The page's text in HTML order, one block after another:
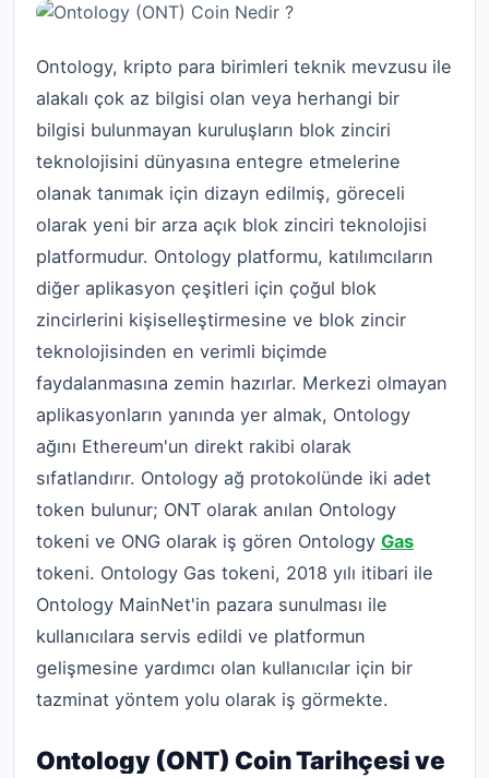
Ontology, kripto para birimleri teknik mevzusu ile
alakalı çok az bilgisi olan veya herhangi bir
bilgisi bulunmayan kuruluşların blok zinciri
teknolojisini dünyasına entegre etmelerine
olanak tanımak için dizayn edilmiş, göreceli
olarak yeni bir arza açık blok zinciri teknolojisi
platformudur. Ontology platformu, katılımcıların
diğer aplikasyon çeşitleri için çoğul blok
zincirlerini kişiselleştirmesine ve blok zincir
teknolojisinden en verimli biçimde
faydalanmasına zemin hazırlar. Merkezi olmayan
aplikasyonların yanında yer almak, Ontology
ağını Ethereum'un direkt rakibi olarak
sıfatlandırır. Ontology ağ protokolünde iki adet
token bulunur; ONT olarak anılan Ontology
tokeni ve ONG olarak iş gören Ontology Gas
tokeni. Ontology Gas tokeni, 2018 yılı itibari ile
Ontology MainNet'in pazara sunulması ile
kullanıcılara servis edildi ve platformun
gelişmesine yardımcı olan kullanıcılar için bir
tazminat yöntem yolu olarak iş görmekte.
Ontology (ONT) Coin Tarihçesi ve